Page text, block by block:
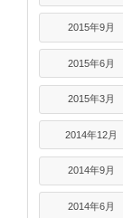
2015年9月
2015年6月
2015年3月
2014年12月
2014年9月
2014年6月